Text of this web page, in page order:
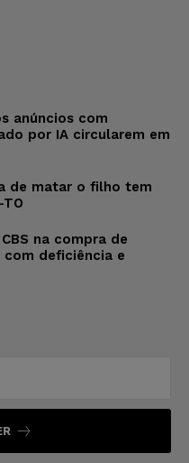
anúncios com
por IA circularem em
de matar o filho tem
na compra de
com deficiência e